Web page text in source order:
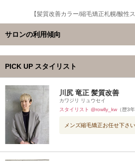
【髪質改善カラー/縮毛矯正札幌/酸性
サロンの利用傾向
PICK UP スタイリスト
川尻 竜正 髪質改善
カワジリ リュウセイ
スタイリスト @rowlly_kw （歴3年
メンズ縮毛矯正お任せ下さ